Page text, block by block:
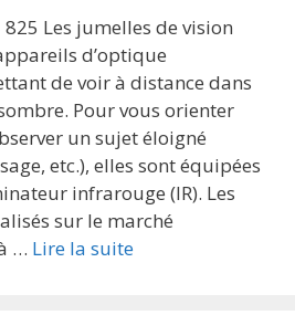
Les jumelles de vision
d’optique
de voir à distance dans
Pour vous orienter
un sujet éloigné
etc.), elles sont équipées
infrarouge (IR). Les
sur le marché
… Lire la suite